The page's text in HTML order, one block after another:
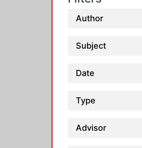
Author
Subject
Date
Type
Advisor